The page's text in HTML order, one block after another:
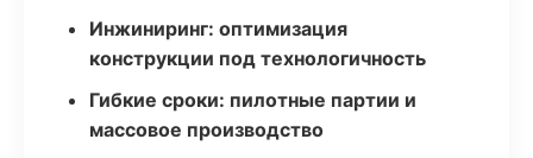
Инжиниринг: оптимизация
конструкции под технологичность
Гибкие сроки: пилотные партии и
массовое производство